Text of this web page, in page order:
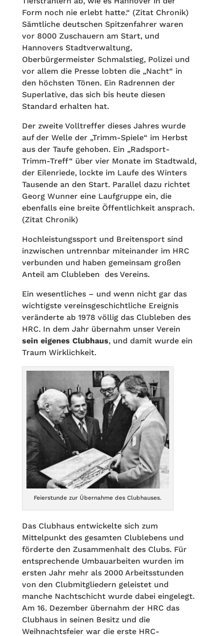
Form noch nie erlebt hatte.“ (Zitat Chronik)
Sämtliche deutschen Spitzenfahrer waren
vor 8000 Zuschauern am Start, und
Hannovers Stadtverwaltung,
Oberbürgermeister Schmalstieg, Polizei und
vor allem die Presse lobten die „Nacht“ in
den höchsten Tönen. Ein Radrennen der
Superlative, das sich bis heute diesen
Standard erhalten hat.
Der zweite Volltreffer dieses Jahres wurde
auf der Welle der „Trimm-Spiele“ im Herbst
aus der Taufe gehoben. Ein „Radsport-
Trimm-Treff“ über vier Monate im Stadtwald,
der Eilenriede, lockte im Laufe des Winters
Tausende an den Start. Parallel dazu richtet
Georg Wunner eine Laufgruppe ein, die
ebenfalls eine breite Öffentlichkeit ansprach.
(Zitat Chronik)
Hochleistungssport und Breitensport sind
inzwischen untrennbar miteinander im HRC
verbunden und haben gemeinsam großen
Anteil am Clubleben des Vereins.
Ein wesentliches – und wenn nicht gar das
wichtigste vereinsgeschichtliche Ereignis
veränderte ab 1978 völlig das Clubleben des
HRC. In dem Jahr übernahm unser Verein
sein eigenes Clubhaus, und damit wurde ein
Traum Wirklichkeit.
Feierstunde zur Übernahme des Clubhauses.
Das Clubhaus entwickelte sich zum
Mittelpunkt des gesamten Clublebens und
förderte den Zusammenhalt des Clubs. Für
entsprechende Umbauarbeiten wurden im
ersten Jahr mehr als 2000 Arbeitsstunden
von den Clubmitgliedern geleistet und
manche Nachtschicht wurde dabei eingelegt.
Am 16. Dezember übernahm der HRC das
Clubhaus in seinen Besitz und die
Weihnachtsfeier war die erste HRC-